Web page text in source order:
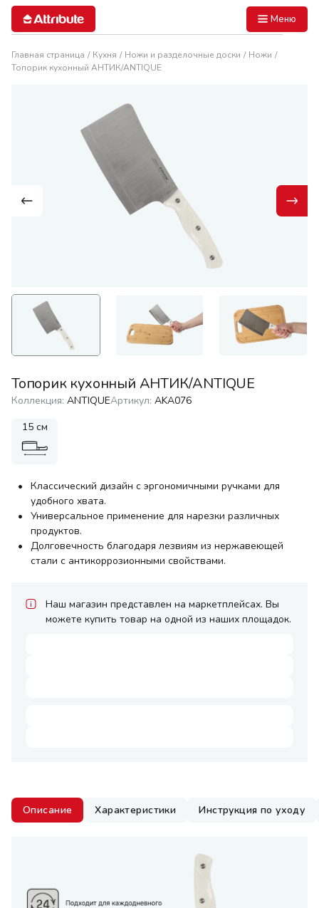
Меню
Главная страница Кухня Ножи и разделочные доски
Ножи
Топорик кухонный АНТИК/ANTIQUE
Топорик кухонный АНТИК/ANTIQUE
Коллекция: ANTIQUEАртикул: AKA076
15 см
Классический дизайн с эргономичными ручками для
удобного хвата.
Универсальное применение для нарезки различных
продуктов.
Долговечность благодаря лезвиям из нержавеющей
стали с антикоррозионными свойствами.
Наш магазин представлен на маркетплейсах. Вы
можете купить товар на одной из наших площадок.
Описание Характеристики Инструкция по уходу